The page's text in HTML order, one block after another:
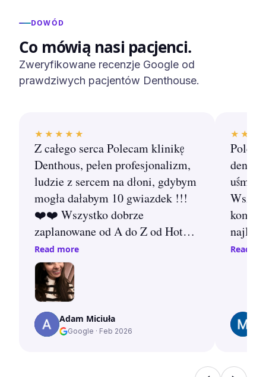
DOWÓD
Co mówią nasi pacjenci.
Zweryfikowane recenzje Google od
prawdziwych pacjentów Denthouse.
★★★★★
Z całego serca Polecam klinikę
Denthous, pełen profesjonalizm,
ludzie z sercem na dłoni, gdybym
mogła dałabym 10 gwiazdek !!!
❤️❤️ Wszystko dobrze
zaplanowane od A do Z od Hotelu
po samą klinikę, na miejscu
Polski tłumacz Żaneta kobieta z
sercem jest również Meryem z
którą można porozmawiać po
Angielsku i Niderlandzku kobieta
Anioł 👼!! Lekarze pełen
Read more
Adam Miciuła
Google · Feb 2026
Read